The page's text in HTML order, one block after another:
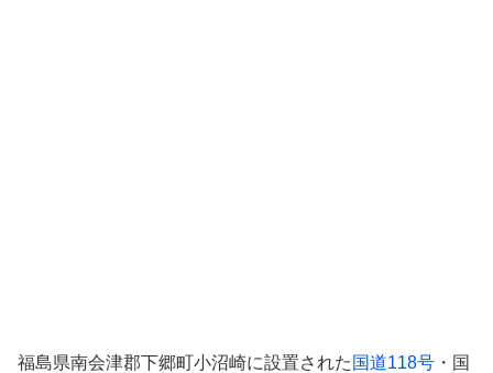
福島県南会津郡下郷町小沼崎に設置された 国道118号 ・国